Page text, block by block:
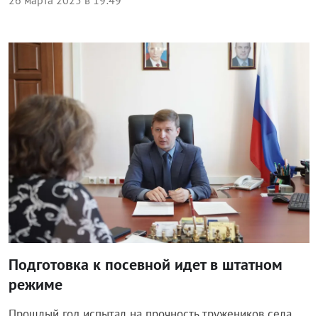
Подготовка к посевной идет в штатном
режиме